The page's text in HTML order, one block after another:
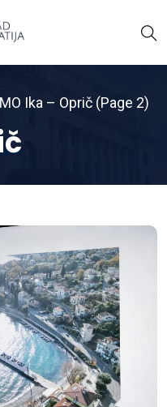
MO Ika – Oprič (Page 2)